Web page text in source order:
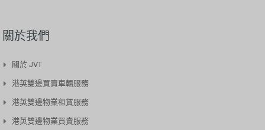
關於我們
關於 JVT
港英雙邊買賣車輛服務​
港英雙邊物業租賃服務
港英雙邊物業買賣服務